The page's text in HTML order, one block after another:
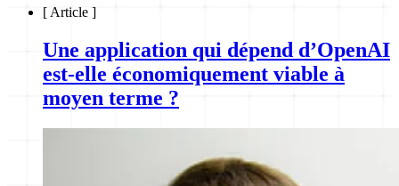
[ Article ]
Une application qui dépend d’OpenAI
est-elle économiquement viable à
moyen terme ?